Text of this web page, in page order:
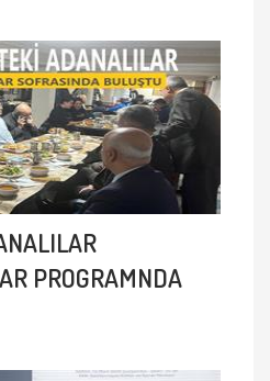
PROGRAMNDA